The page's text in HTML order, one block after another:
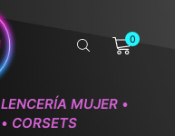
0
LENCERÍA MUJER •
• CORSETS